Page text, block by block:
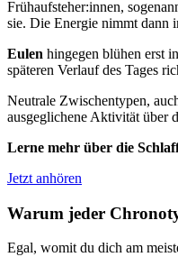
Frühaufsteher:innen,
sie. Die Energie nimmt dann
Eulen hingegen blühen erst
späteren Verlauf des Tages
Neutrale Zwischentypen,
ausgeglichene Aktivität über
Lerne mehr über die
Jetzt anhören
Warum jeder
Egal, womit du dich am